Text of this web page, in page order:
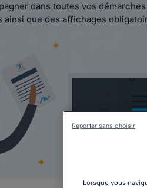
dans toutes vos
ainsi que des affichages
Lorsque vous
Reporter sans choisir